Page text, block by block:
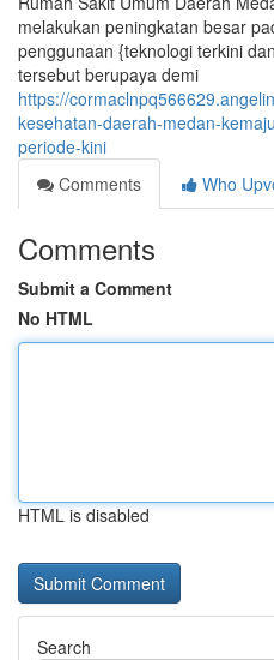
melakukan peningkatan besar
penggunaan {teknologi terkini
tersebut berupaya demi
https://
kesehatan-daerah-medan-
periode-kini
Comments
Who
Comments
Submit a Comment
No HTML
HTML is disabled
Search